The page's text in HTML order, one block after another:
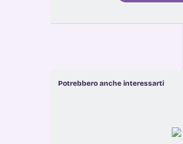
Potrebbero anche interessarti